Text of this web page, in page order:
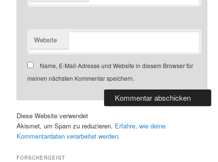
Website
Name, E-Mail-Adresse und Website in diesem Browser für
meinen nächsten Kommentar speichern.
Diese Website verwendet
Akismet, um Spam zu reduzieren. Erfahre, wie deine
Kommentardaten verarbeitet werden.
FORSCHERGEIST